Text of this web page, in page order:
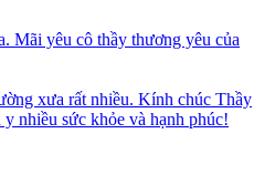
Mãi yêu cô thầy thương yêu của
xưa rất nhiều. Kính chúc Thầy
nhiều sức khỏe và hạnh phúc!